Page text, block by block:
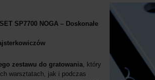
SP7700 NOGA – Doskonałe
zestawu do gratowania, który
warsztatach, jak i podczas